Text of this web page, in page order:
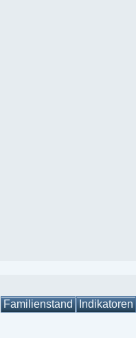
Familienstand Indikatoren